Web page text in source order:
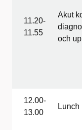
11.20-
11.55
Akut
och
12.00-
13.00
Lunch